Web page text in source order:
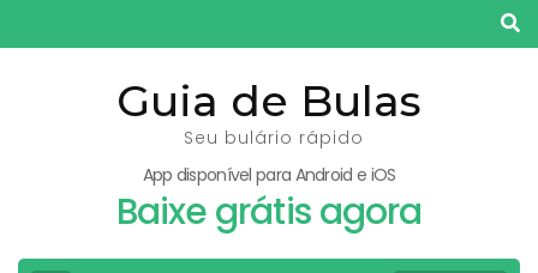
para
Guia de Bulas
Seu bulário rápido
App disponível para Android e iOS
Baixe grátis agora